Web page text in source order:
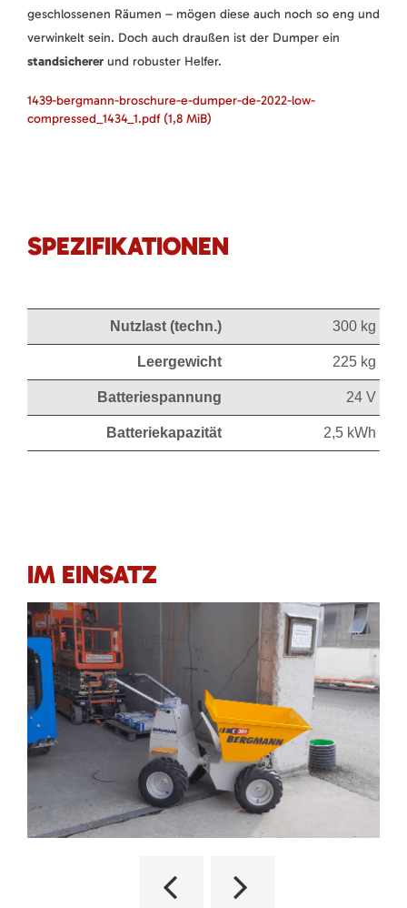
geschlossenen Räumen – mögen diese auch noch so eng und
verwinkelt sein. Doch auch draußen ist der Dumper ein
standsicherer und robuster Helfer.
1439-bergmann-broschure-e-dumper-de-2022-low-
compressed_1434_1.pdf (1,8 MiB)
SPEZIFIKATIONEN
Nutzlast (techn.) 300 kg
Leergewicht 225 kg
Batteriespannung 24 V
Batteriekapazität 2,5 kWh
IM EINSATZ